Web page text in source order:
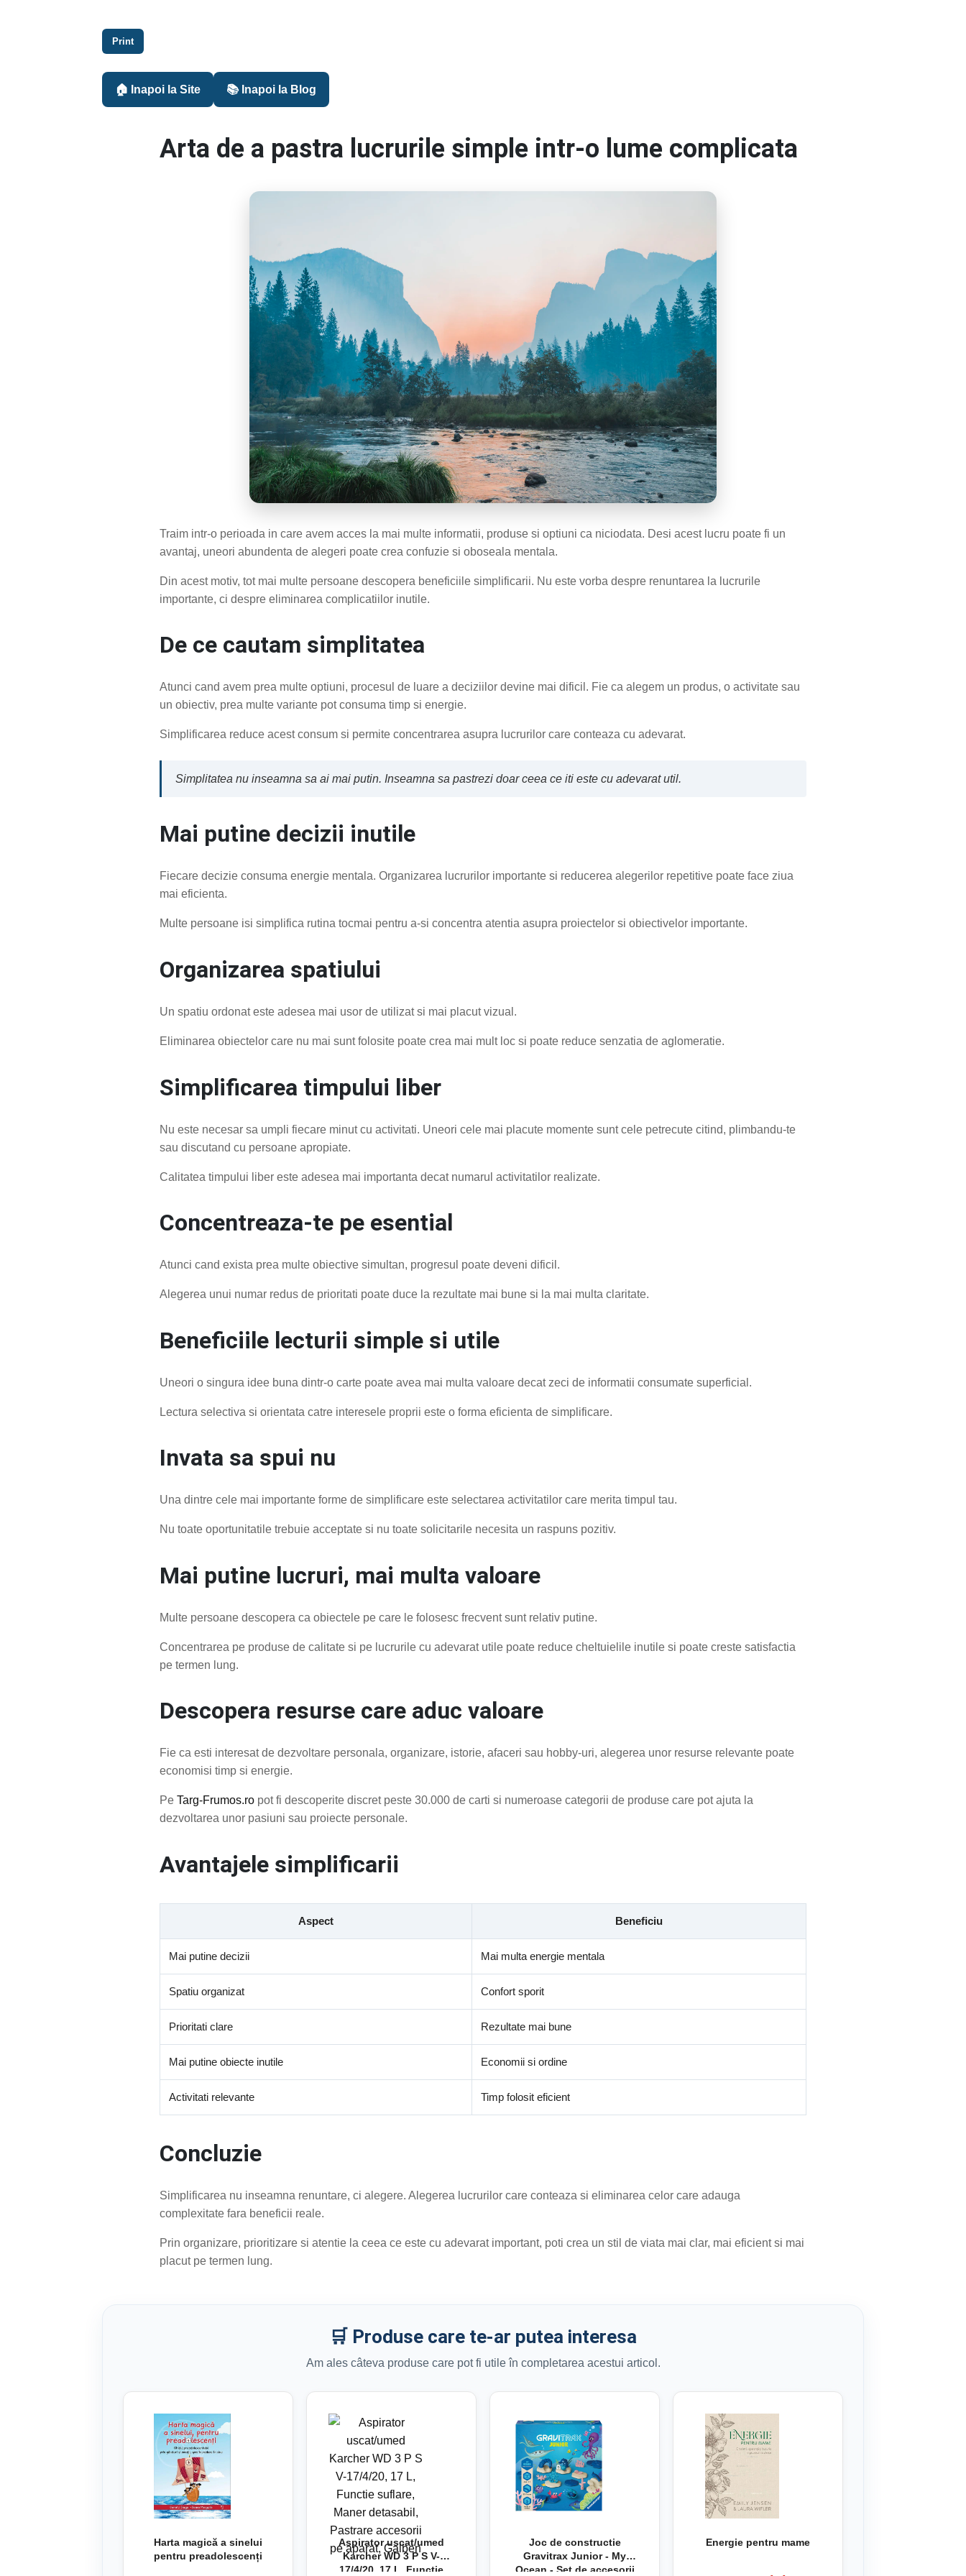
Print
🏠 Inapoi la Site 📚 Inapoi la Blog
Arta de a pastra lucrurile simple intr-o lume complicata
Traim intr-o perioada in care avem acces la mai multe informatii, produse si optiuni ca niciodata. Desi acest lucru poate fi un
avantaj, uneori abundenta de alegeri poate crea confuzie si oboseala mentala.
Din acest motiv, tot mai multe persoane descopera beneficiile simplificarii. Nu este vorba despre renuntarea la lucrurile
importante, ci despre eliminarea complicatiilor inutile.
De ce cautam simplitatea
Atunci cand avem prea multe optiuni, procesul de luare a deciziilor devine mai dificil. Fie ca alegem un produs, o activitate sau
un obiectiv, prea multe variante pot consuma timp si energie.
Simplificarea reduce acest consum si permite concentrarea asupra lucrurilor care conteaza cu adevarat.
Simplitatea nu inseamna sa ai mai putin. Inseamna sa pastrezi doar ceea ce iti este cu adevarat util.
Mai putine decizii inutile
Fiecare decizie consuma energie mentala. Organizarea lucrurilor importante si reducerea alegerilor repetitive poate face ziua
mai eficienta.
Multe persoane isi simplifica rutina tocmai pentru a-si concentra atentia asupra proiectelor si obiectivelor importante.
Organizarea spatiului
Un spatiu ordonat este adesea mai usor de utilizat si mai placut vizual.
Eliminarea obiectelor care nu mai sunt folosite poate crea mai mult loc si poate reduce senzatia de aglomeratie.
Simplificarea timpului liber
Nu este necesar sa umpli fiecare minut cu activitati. Uneori cele mai placute momente sunt cele petrecute citind, plimbandu-te
sau discutand cu persoane apropiate.
Calitatea timpului liber este adesea mai importanta decat numarul activitatilor realizate.
Concentreaza-te pe esential
Atunci cand exista prea multe obiective simultan, progresul poate deveni dificil.
Alegerea unui numar redus de prioritati poate duce la rezultate mai bune si la mai multa claritate.
Beneficiile lecturii simple si utile
Uneori o singura idee buna dintr-o carte poate avea mai multa valoare decat zeci de informatii consumate superficial.
Lectura selectiva si orientata catre interesele proprii este o forma eficienta de simplificare.
Invata sa spui nu
Una dintre cele mai importante forme de simplificare este selectarea activitatilor care merita timpul tau.
Nu toate oportunitatile trebuie acceptate si nu toate solicitarile necesita un raspuns pozitiv.
Mai putine lucruri, mai multa valoare
Multe persoane descopera ca obiectele pe care le folosesc frecvent sunt relativ putine.
Concentrarea pe produse de calitate si pe lucrurile cu adevarat utile poate reduce cheltuielile inutile si poate creste satisfactia
pe termen lung.
Descopera resurse care aduc valoare
Fie ca esti interesat de dezvoltare personala, organizare, istorie, afaceri sau hobby-uri, alegerea unor resurse relevante poate
economisi timp si energie.
Pe Targ-Frumos.ro pot fi descoperite discret peste 30.000 de carti si numeroase categorii de produse care pot ajuta la
dezvoltarea unor pasiuni sau proiecte personale.
Avantajele simplificarii
Aspect Beneficiu
Mai putine decizii Mai multa energie mentala
Spatiu organizat Confort sporit
Prioritati clare Rezultate mai bune
Mai putine obiecte inutile Economii si ordine
Activitati relevante Timp folosit eficient
Concluzie
Simplificarea nu inseamna renuntare, ci alegere. Alegerea lucrurilor care conteaza si eliminarea celor care adauga
complexitate fara beneficii reale.
Prin organizare, prioritizare si atentie la ceea ce este cu adevarat important, poti crea un stil de viata mai clar, mai eficient si mai
placut pe termen lung.
🛒 Produse care te-ar putea interesa
Am ales câteva produse care pot fi utile în completarea acestui articol.
Harta magică a sinelui
pentru preadolescenți
Aspirator uscat/umed
Karcher WD 3 P S V-
17/4/20, 17 L, Functie
Joc de constructie
Gravitrax Junior - My
Ocean - Set de accesorii
Energie pentru mame